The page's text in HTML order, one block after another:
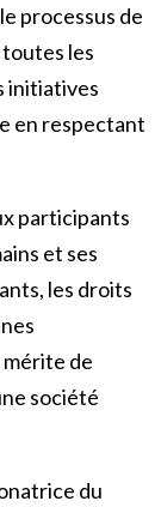
processus de
les
initiatives
en respectant
participants
et ses
les droits
mérite de
société
du